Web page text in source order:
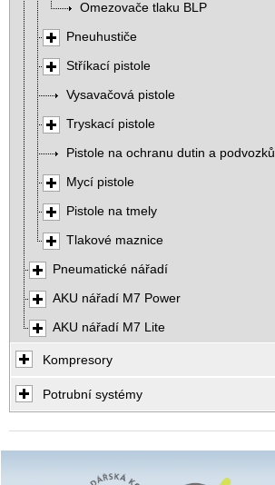
Omezovače tlaku BLP
Pneuhustiče
Stříkací pistole
Vysavačová pistole
Tryskací pistole
Pistole na ochranu dutin a podvozků
Mycí pistole
Pistole na tmely
Tlakové maznice
Pneumatické nářadí
AKU nářadí M7 Power
AKU nářadí M7 Lite
Kompresory
Potrubní systémy